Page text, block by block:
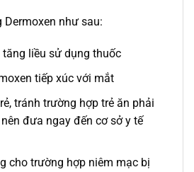
Dermoxen như sau:
tăng liều sử dụng thuốc
tiếp xúc với mắt
tránh trường hợp trẻ ăn phải
đưa ngay đến cơ sở y tế
cho trường hợp niêm mạc bị